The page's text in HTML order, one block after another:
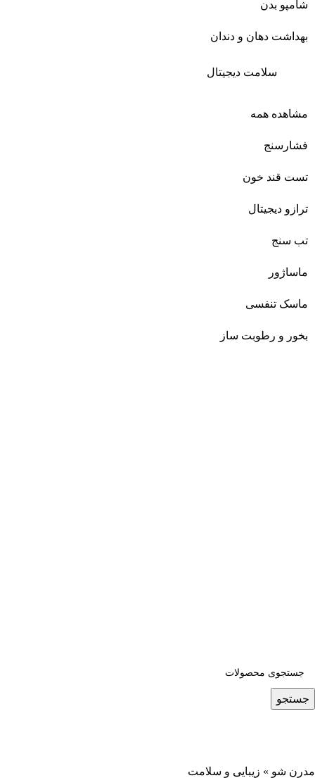
شامپو بدن
بهداشت دهان و دندان
سلامت دیجیتال
مشاهده همه
فشارسنج
تست قند خون
ترازو دیجیتال
تب سنج
ماساژور
ماسک تنفسی
بخور و رطوبت ساز
جستجو
مدرن شو » زیبایی و سلامت